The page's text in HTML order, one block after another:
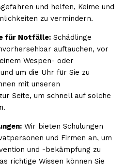
und helfen, Keime und
zu vermindern.
für Notfälle: Schädlinge
auftauchen, vor
Wespen- oder
um die Uhr für Sie zu
mit unseren
Seite, um schnell auf solche
Wir bieten Schulungen
und Firmen an, um
und -bekämpfung zu
richtige Wissen können Sie